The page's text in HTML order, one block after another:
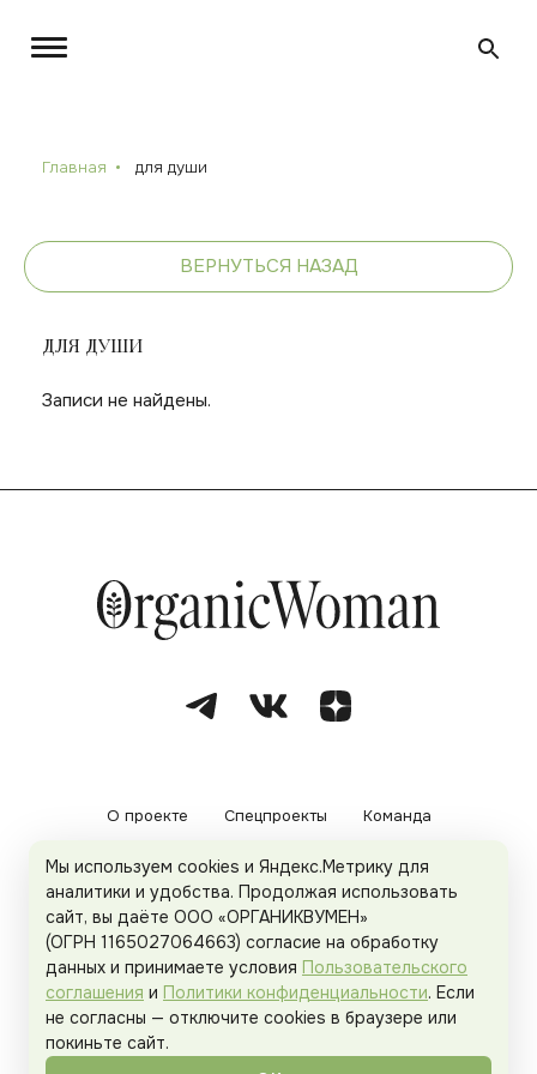
Главная для души
ВЕРНУТЬСЯ НАЗАД
ДЛЯ ДУШИ
Записи не найдены.
О проекте Спецпроекты Команда
Рекламодателям Политика конфиденциальности
Пользовательское соглашение
Organicwoman.ru . Все права защищены.
Мы используем cookies и Яндекс.Метрику для
аналитики и удобства. Продолжая использовать
сайт, вы даёте ООО «ОРГАНИКВУМЕН»
(ОГРН 1165027064663) согласие на обработку
данных и принимаете условия Пользовательского
соглашения и Политики конфиденциальности. Если
не согласны — отключите cookies в браузере или
покиньте сайт.